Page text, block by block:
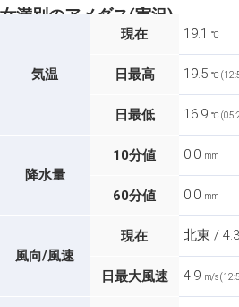
女満別のアメダス(実況)
気温
現在 19.1 ℃
日最高 19.5 ℃
日最低 16.9 ℃
降水量
10分値 0.0 mm
60分値 0.0 mm
風向/風速
現在 北東 / 4.3
日最大風速 4.9 m/s